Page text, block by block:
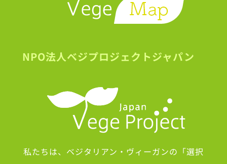
NPO法人ベジプロジェクトジャパン
私たちは、ベジタリアン・ヴィーガンの「選択